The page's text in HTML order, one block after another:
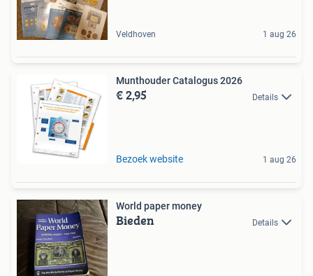
Veldhoven 1 aug 26
Munthouder Catalogus 2026
€ 2,95 Details
Bezoek website 1 aug 26
World paper money
Bieden Details